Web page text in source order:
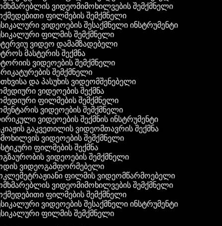
ვიდეომიმოხილვების შემქმნელი
ფილმების შემქმნელი
ვიდეოების შესაქმნელი ინსტრუმენტი
ფილმის შემქმნელი
ვიდეო დამამზადებელი
მასტერის შექმნა
ვიდეოების შემქმნელი
შემქმნელი
და პასუხის ვიდეომშენებელი
ვიდეოების შექმნა
ფილმების შემქმნელი
ვიდეოების შემქმნელი
ვიდეოების შექმნის ინსტრუმენტი
გაკვეთილის ვიდეომთავრის შექმნა
ვიდეოების შემქმნელი
ფილმების შექმნა
ვიდეოების შემქმნელი
ვიდეოგამფორმებელი
ფილმის ვიდეომწარმოებელი
ვიდეომიმოხილვების შემქმნელი
ფილმების შემქმნელი
ვიდეოების შესაქმნელი ინსტრუმენტი
ფილმის შემქმნელი